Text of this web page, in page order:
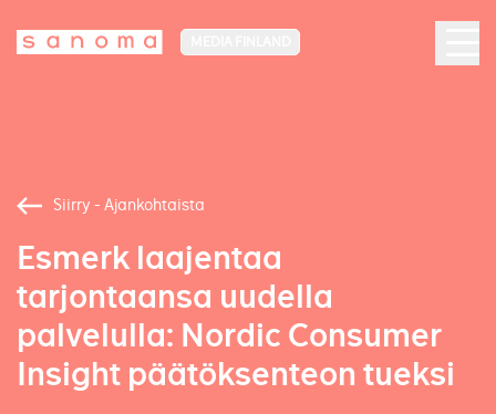
Siirry - Ajankohtaista
Esmerk laajentaa
tarjontaansa uudella
palvelulla: Nordic Consumer
Insight päätöksenteon tueksi